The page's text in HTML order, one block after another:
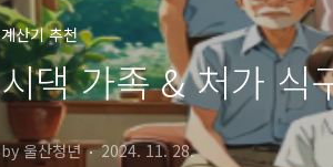
계산기 추천
시댁 가족 & 처가 식
by 울산청년 2024. 11. 28.